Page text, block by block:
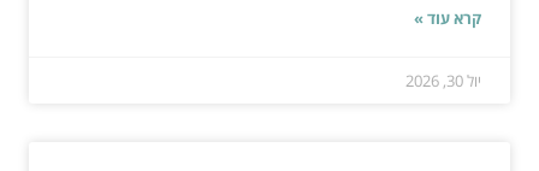
קרא עוד »
יול 30, 2026